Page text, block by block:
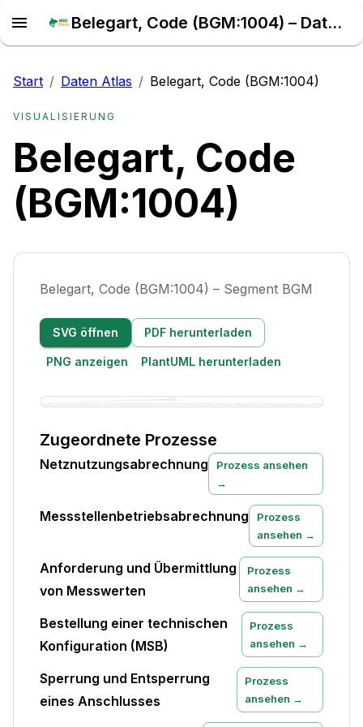
Belegart, Code (BGM:1004) – Daten Atlas
Start / Daten Atlas / Belegart, Code (BGM:1004)
VISUALISIERUNG
Belegart, Code
(BGM:1004)
Belegart, Code (BGM:1004) – Segment BGM
SVG öffnen PDF herunterladen
PNG anzeigen PlantUML herunterladen
Zugeordnete Prozesse
Netznutzungsabrechnung
Prozess ansehen
→
Messstellenbetriebsabrechnung
Prozess
ansehen →
Anforderung und Übermittlung
von Messwerten
Prozess
ansehen →
Bestellung einer technischen
Konfiguration (MSB)
Prozess
ansehen →
Sperrung und Entsperrung
eines Anschlusses
Prozess
ansehen →